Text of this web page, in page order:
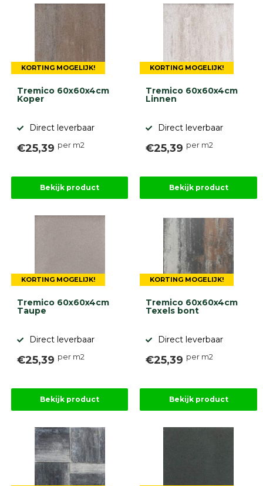
Onlinebestrating.nl
9.1
gebaseerd
ervaringen
KORTING MOGELIJK!
Tremico 60x60x4cm
Koper
Direct leverbaar
€25,39 per m2
Bekijk product
KORTING MOGELIJK!
Tremico 60x60x4cm
Linnen
Direct leverbaar
€25,39 per m2
Bekijk product
KORTING MOGELIJK!
Tremico 60x60x4cm
Taupe
Direct leverbaar
€25,39 per m2
Bekijk product
KORTING MOGELIJK!
Tremico 60x60x4cm
Texels bont
Direct leverbaar
€25,39 per m2
Bekijk product